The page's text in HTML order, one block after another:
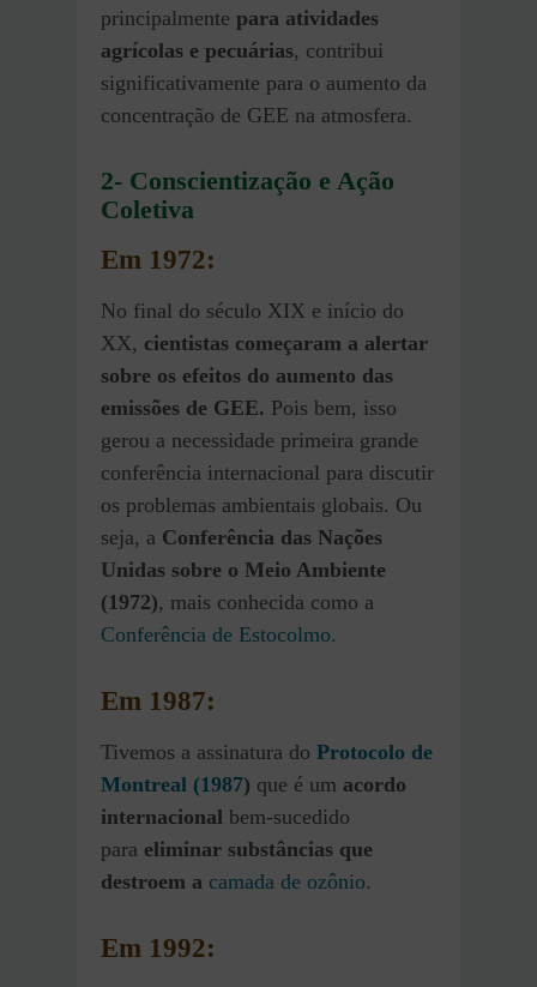
principalmente para atividades
agrícolas e pecuárias, contribui
significativamente para o aumento da
concentração de GEE na atmosfera.
2- Conscientização e Ação
Coletiva
Em 1972:
No final do século XIX e início do
XX, cientistas começaram a alertar
sobre os efeitos do aumento das
emissões de GEE. Pois bem, isso
gerou a necessidade primeira grande
conferência internacional para discutir
os problemas ambientais globais. Ou
seja, a Conferência das Nações
Unidas sobre o Meio Ambiente
(1972), mais conhecida como a
Conferência de Estocolmo.
Em 1987:
Tivemos a assinatura do Protocolo de
Montreal (1987) que é um acordo
internacional bem-sucedido
para eliminar substâncias que
destroem a camada de ozônio.
Em 1992: